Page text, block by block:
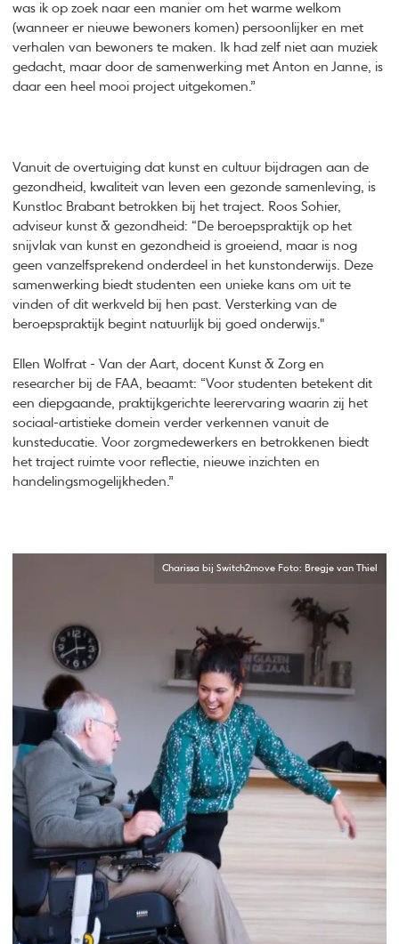
was ik op zoek naar een manier om het warme welkom
(wanneer er nieuwe bewoners komen) persoonlijker en met
verhalen van bewoners te maken. Ik had zelf niet aan muziek
gedacht, maar door de samenwerking met Anton en Janne, is
daar een heel mooi project uitgekomen.”
Vanuit de overtuiging dat kunst en cultuur bijdragen aan de
gezondheid, kwaliteit van leven een gezonde samenleving, is
Kunstloc Brabant betrokken bij het traject. Roos Sohier,
adviseur kunst & gezondheid: “De beroepspraktijk op het
snijvlak van kunst en gezondheid is groeiend, maar is nog
geen vanzelfsprekend onderdeel in het kunstonderwijs. Deze
samenwerking biedt studenten een unieke kans om uit te
vinden of dit werkveld bij hen past. Versterking van de
beroepspraktijk begint natuurlijk bij goed onderwijs."
Ellen Wolfrat - Van der Aart, docent Kunst & Zorg en
researcher bij de FAA, beaamt: “Voor studenten betekent dit
een diepgaande, praktijkgerichte leerervaring waarin zij het
sociaal-artistieke domein verder verkennen vanuit de
kunsteducatie. Voor zorgmedewerkers en betrokkenen biedt
het traject ruimte voor reflectie, nieuwe inzichten en
handelingsmogelijkheden.”
Charissa bij Switch2move Foto: Bregje van Thiel